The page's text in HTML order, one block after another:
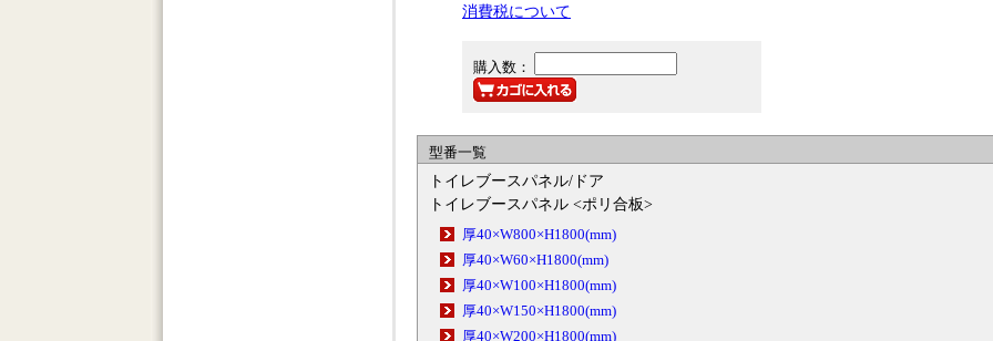
消費税について
購入数：
型番一覧
トイレブースパネル/ドア
トイレブースパネル <ポリ合板>
厚40×W800×H1800(mm)
厚40×W60×H1800(mm)
厚40×W100×H1800(mm)
厚40×W150×H1800(mm)
厚40×W200×H1800(mm)